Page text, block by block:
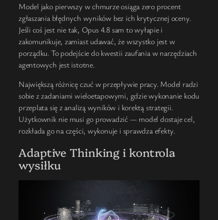
Model jako pierwszy w chmurze osiąga zero procent
zgłaszania błędnych wyników bez ich krytycznej oceny.
Jeśli coś jest nie tak, Opus 4.8 sam to wyłapie i
zakomunikuje, zamiast udawać, że wszystko jest w
porządku. To podejście do kwestii zaufania w narzędziach
agentowych jest istotne.
Największą różnicę czuć w przepływie pracy. Model radzi
sobie z zadaniami wieloetapowymi, gdzie wykonanie kodu
przeplata się z analizą wyników i korektą strategii.
Użytkownik nie musi go prowadzić — model dostaje cel,
rozkłada go na części, wykonuje i sprawdza efekty.
Adaptive Thinking i kontrola
wysiłku